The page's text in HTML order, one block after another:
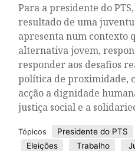
Para a presidente do
resultado de uma
apresenta num contexto
alternativa jovem,
responder aos desafios
política de proximidade,
acção a dignidade
justiça social e a
Tópicos Presidente do PTS
Eleições
Trabalho